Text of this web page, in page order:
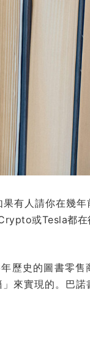
有人請你在幾年
或Tesla都在
歷史的圖書零售
來實現的。巴諾